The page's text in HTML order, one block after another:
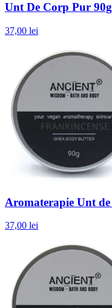
Unt De Corp Pur
37,00 lei
Aromaterapie Unt
37,00 lei